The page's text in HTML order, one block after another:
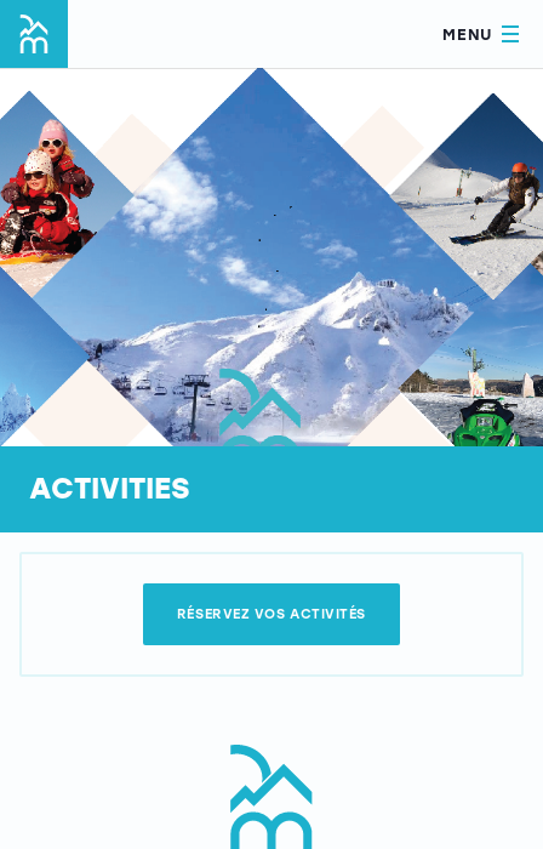
MENU
ACTIVITIES
RÉSERVEZ VOS ACTIVITÉS